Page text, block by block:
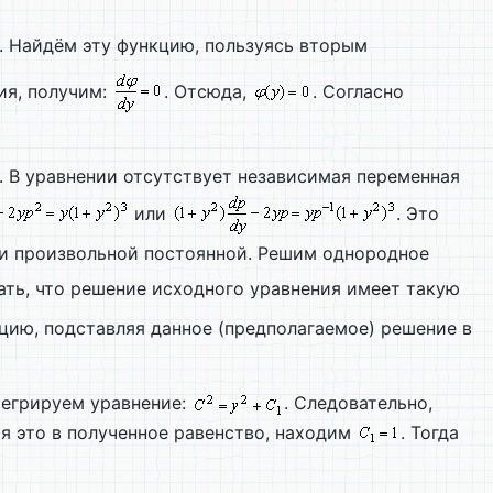
Найдём эту функцию, пользуясь вторым
получим: . Отсюда, . Согласно
уравнении отсутствует независимая переменная
или
. Это
произвольной постоянной. Решим однородное
что решение исходного уравнения имеет такую
подставляя данное (предполагаемое) решение в
уравнение:
. Следовательно,
это в полученное равенство, находим
. Тогда